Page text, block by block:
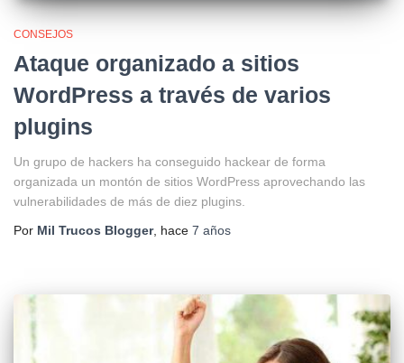
CONSEJOS
Ataque organizado a sitios
WordPress a través de varios
plugins
Un grupo de hackers ha conseguido hackear de forma
organizada un montón de sitios WordPress aprovechando las
vulnerabilidades de más de diez plugins.
Por Mil Trucos Blogger, hace 7 años